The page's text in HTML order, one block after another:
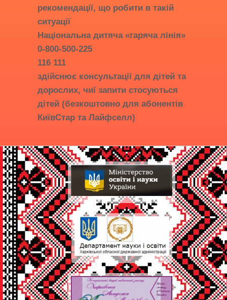
рекомендації, що робити в такій
ситуації
Національна дитяча «гаряча лінія»
0-800-500-225
116 111
здійснює консультації для дітей та
дорослих, чиї запити стосуються
дітей (безкоштовно для абонентів
КиївСтар та Лайфселл)